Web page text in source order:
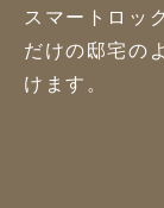
スマートロッ
だけの邸宅の
けます。